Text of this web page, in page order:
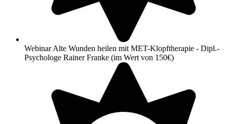
Webinar Alte Wunden heilen mit MET-Klopftherapie - Dipl.-
Psychologe Rainer Franke (im Wert von 150€)